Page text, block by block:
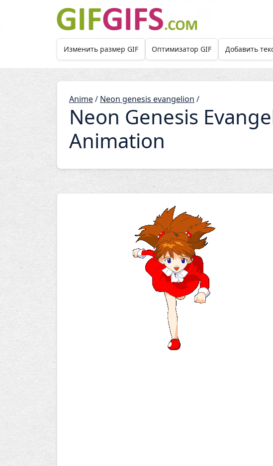
Skip to main content
Изменить размер GIF Оптимизатор GIF Добавить
Anime/ Neon genesis evangelion /
Neon Genesis
Animation